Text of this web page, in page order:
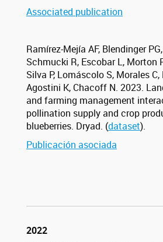
Associated publication
Ramírez-Mejía AF, Blendinger
Schmucki R, Escobar L, Morton
Silva P, Lomáscolo S, Morales
Agostini K, Chacoff N. 2023.
and farming management
pollination supply and crop
blueberries. Dryad. (dataset).
Publicación asociada
2022